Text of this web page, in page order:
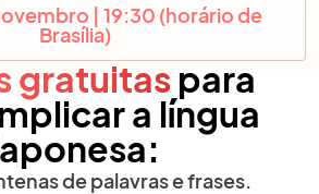
| 19:30 (horário de
Brasília)
gratuitas para
a língua
de palavras e frases.